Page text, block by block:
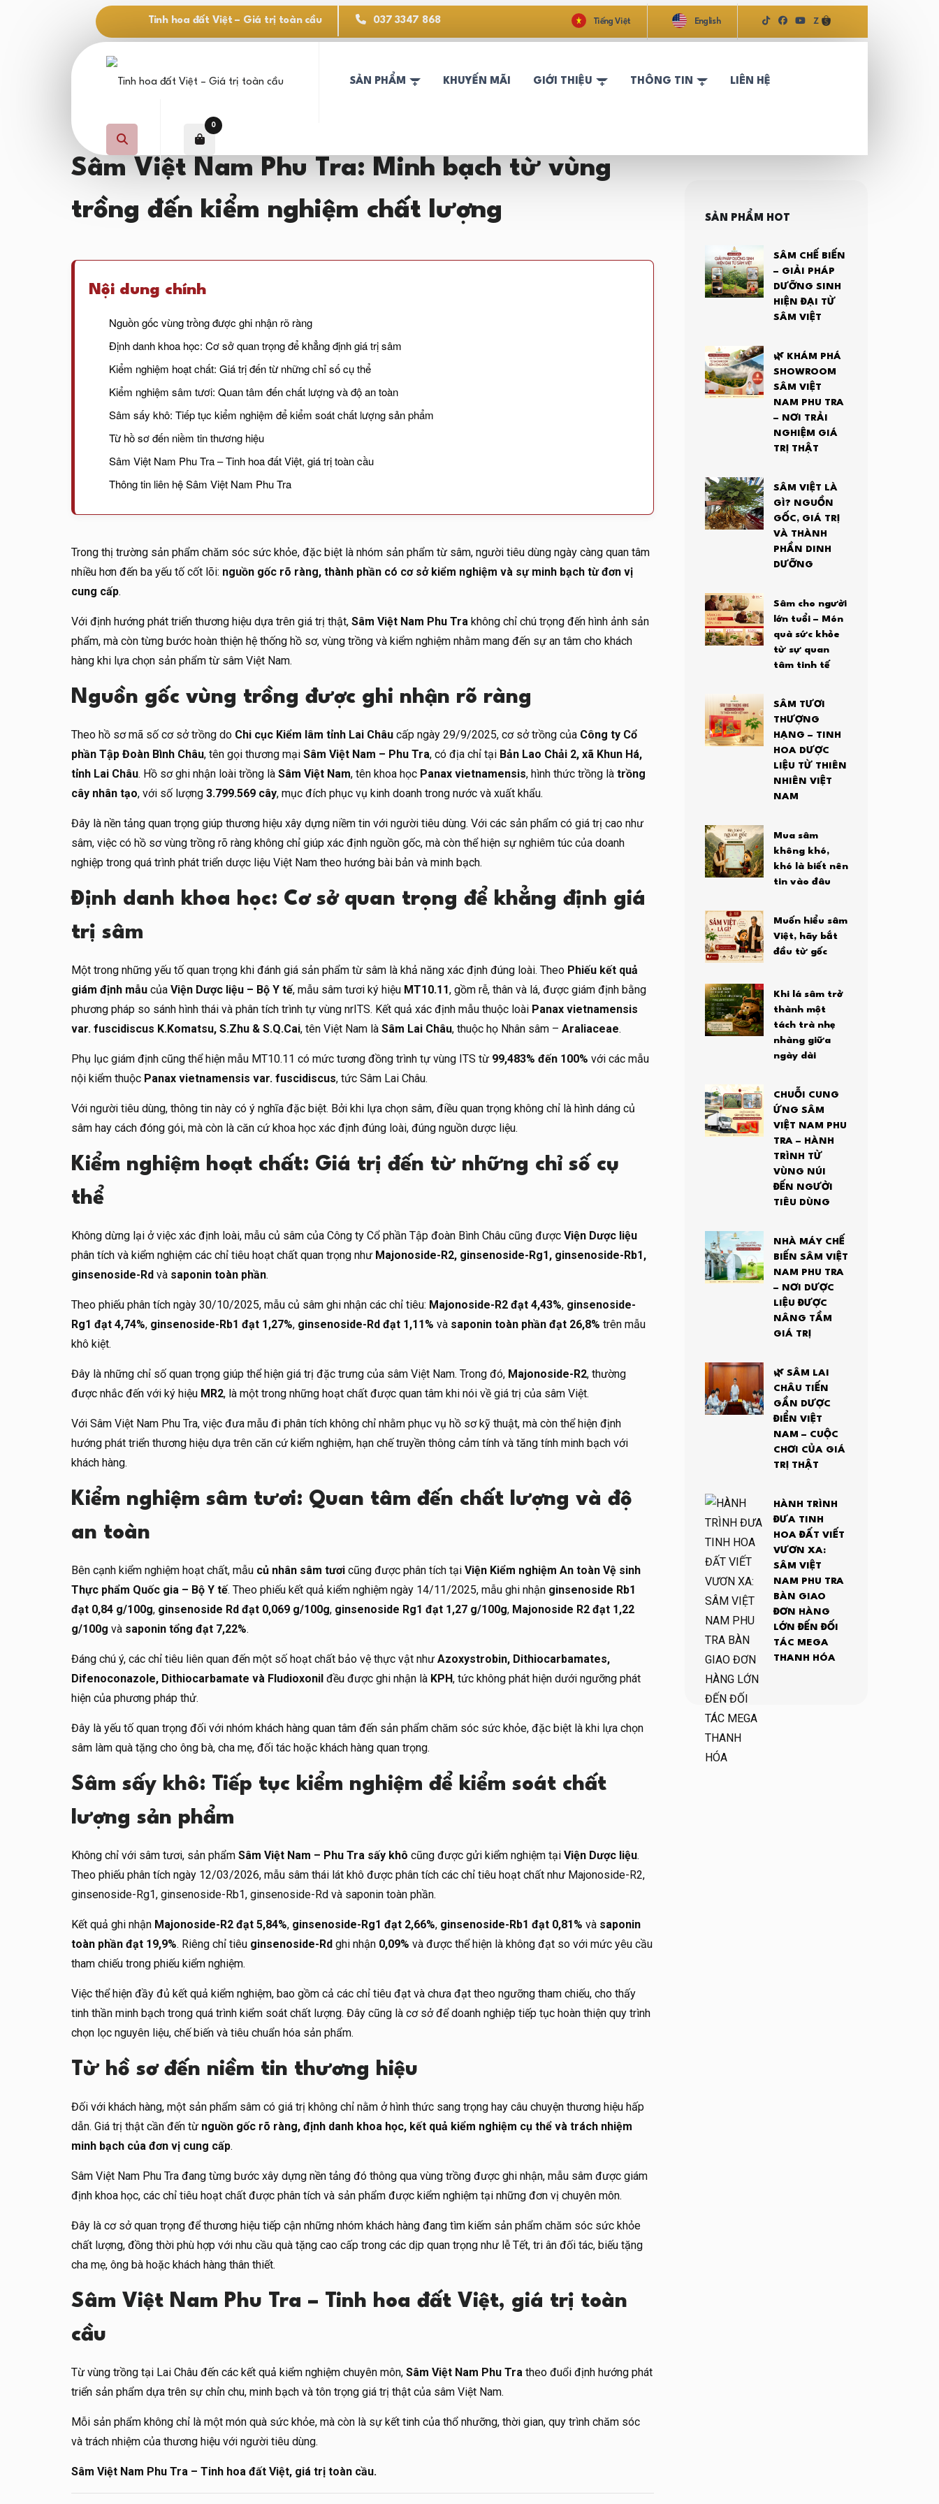
Tinh hoa đất Việt – Giá trị toàn cầu 037 3347 868 Tiếng Việt English Z
SẢN PHẨM KHUYẾN MÃI GIỚI THIỆU THÔNG TIN LIÊN HỆ
0
Sâm Việt Nam Phu Tra: Minh bạch từ vùng
trồng đến kiểm nghiệm chất lượng
Nội dung chính
Nguồn gốc vùng trồng được ghi nhận rõ ràng
Định danh khoa học: Cơ sở quan trọng để khẳng định giá trị sâm
Kiểm nghiệm hoạt chất: Giá trị đến từ những chỉ số cụ thể
Kiểm nghiệm sâm tươi: Quan tâm đến chất lượng và độ an toàn
Sâm sấy khô: Tiếp tục kiểm nghiệm để kiểm soát chất lượng sản phẩm
Từ hồ sơ đến niềm tin thương hiệu
Sâm Việt Nam Phu Tra – Tinh hoa đất Việt, giá trị toàn cầu
Thông tin liên hệ Sâm Việt Nam Phu Tra
Trong thị trường sản phẩm chăm sóc sức khỏe, đặc biệt là nhóm sản phẩm từ sâm, người tiêu dùng ngày càng quan tâm
nhiều hơn đến ba yếu tố cốt lõi: nguồn gốc rõ ràng, thành phần có cơ sở kiểm nghiệm và sự minh bạch từ đơn vị
cung cấp.
Với định hướng phát triển thương hiệu dựa trên giá trị thật, Sâm Việt Nam Phu Tra không chỉ chú trọng đến hình ảnh sản
phẩm, mà còn từng bước hoàn thiện hệ thống hồ sơ, vùng trồng và kiểm nghiệm nhằm mang đến sự an tâm cho khách
hàng khi lựa chọn sản phẩm từ sâm Việt Nam.
Nguồn gốc vùng trồng được ghi nhận rõ ràng
Theo hồ sơ mã số cơ sở trồng do Chi cục Kiểm lâm tỉnh Lai Châu cấp ngày 29/9/2025, cơ sở trồng của Công ty Cổ
phần Tập Đoàn Bình Châu, tên gọi thương mại Sâm Việt Nam – Phu Tra, có địa chỉ tại Bản Lao Chải 2, xã Khun Há,
tỉnh Lai Châu. Hồ sơ ghi nhận loài trồng là Sâm Việt Nam, tên khoa học Panax vietnamensis, hình thức trồng là trồng
cây nhân tạo, với số lượng 3.799.569 cây, mục đích phục vụ kinh doanh trong nước và xuất khẩu.
Đây là nền tảng quan trọng giúp thương hiệu xây dựng niềm tin với người tiêu dùng. Với các sản phẩm có giá trị cao như
sâm, việc có hồ sơ vùng trồng rõ ràng không chỉ giúp xác định nguồn gốc, mà còn thể hiện sự nghiêm túc của doanh
nghiệp trong quá trình phát triển dược liệu Việt Nam theo hướng bài bản và minh bạch.
Định danh khoa học: Cơ sở quan trọng để khẳng định giá
trị sâm
Một trong những yếu tố quan trọng khi đánh giá sản phẩm từ sâm là khả năng xác định đúng loài. Theo Phiếu kết quả
giám định mẫu của Viện Dược liệu – Bộ Y tế, mẫu sâm tươi ký hiệu MT10.11, gồm rễ, thân và lá, được giám định bằng
phương pháp so sánh hình thái và phân tích trình tự vùng nrITS. Kết quả xác định mẫu thuộc loài Panax vietnamensis
var. fuscidiscus K.Komatsu, S.Zhu & S.Q.Cai, tên Việt Nam là Sâm Lai Châu, thuộc họ Nhân sâm – Araliaceae.
Phụ lục giám định cũng thể hiện mẫu MT10.11 có mức tương đồng trình tự vùng ITS từ 99,483% đến 100% với các mẫu
nội kiểm thuộc Panax vietnamensis var. fuscidiscus, tức Sâm Lai Châu.
Với người tiêu dùng, thông tin này có ý nghĩa đặc biệt. Bởi khi lựa chọn sâm, điều quan trọng không chỉ là hình dáng củ
sâm hay cách đóng gói, mà còn là căn cứ khoa học xác định đúng loài, đúng nguồn dược liệu.
Kiểm nghiệm hoạt chất: Giá trị đến từ những chỉ số cụ
thể
Không dừng lại ở việc xác định loài, mẫu củ sâm của Công ty Cổ phần Tập đoàn Bình Châu cũng được Viện Dược liệu
phân tích và kiểm nghiệm các chỉ tiêu hoạt chất quan trọng như Majonoside-R2, ginsenoside-Rg1, ginsenoside-Rb1,
ginsenoside-Rd và saponin toàn phần.
Theo phiếu phân tích ngày 30/10/2025, mẫu củ sâm ghi nhận các chỉ tiêu: Majonoside-R2 đạt 4,43%, ginsenoside-
Rg1 đạt 4,74%, ginsenoside-Rb1 đạt 1,27%, ginsenoside-Rd đạt 1,11% và saponin toàn phần đạt 26,8% trên mẫu
khô kiệt.
Đây là những chỉ số quan trọng giúp thể hiện giá trị đặc trưng của sâm Việt Nam. Trong đó, Majonoside-R2, thường
được nhắc đến với ký hiệu MR2, là một trong những hoạt chất được quan tâm khi nói về giá trị của sâm Việt.
Với Sâm Việt Nam Phu Tra, việc đưa mẫu đi phân tích không chỉ nhằm phục vụ hồ sơ kỹ thuật, mà còn thể hiện định
hướng phát triển thương hiệu dựa trên căn cứ kiểm nghiệm, hạn chế truyền thông cảm tính và tăng tính minh bạch với
khách hàng.
Kiểm nghiệm sâm tươi: Quan tâm đến chất lượng và độ
an toàn
Bên cạnh kiểm nghiệm hoạt chất, mẫu củ nhân sâm tươi cũng được phân tích tại Viện Kiểm nghiệm An toàn Vệ sinh
Thực phẩm Quốc gia – Bộ Y tế. Theo phiếu kết quả kiểm nghiệm ngày 14/11/2025, mẫu ghi nhận ginsenoside Rb1
đạt 0,84 g/100g, ginsenoside Rd đạt 0,069 g/100g, ginsenoside Rg1 đạt 1,27 g/100g, Majonoside R2 đạt 1,22
g/100g và saponin tổng đạt 7,22%.
Đáng chú ý, các chỉ tiêu liên quan đến một số hoạt chất bảo vệ thực vật như Azoxystrobin, Dithiocarbamates,
Difenoconazole, Dithiocarbamate và Fludioxonil đều được ghi nhận là KPH, tức không phát hiện dưới ngưỡng phát
hiện của phương pháp thử.
Đây là yếu tố quan trọng đối với nhóm khách hàng quan tâm đến sản phẩm chăm sóc sức khỏe, đặc biệt là khi lựa chọn
sâm làm quà tặng cho ông bà, cha mẹ, đối tác hoặc khách hàng quan trọng.
Sâm sấy khô: Tiếp tục kiểm nghiệm để kiểm soát chất
lượng sản phẩm
Không chỉ với sâm tươi, sản phẩm Sâm Việt Nam – Phu Tra sấy khô cũng được gửi kiểm nghiệm tại Viện Dược liệu.
Theo phiếu phân tích ngày 12/03/2026, mẫu sâm thái lát khô được phân tích các chỉ tiêu hoạt chất như Majonoside-R2,
ginsenoside-Rg1, ginsenoside-Rb1, ginsenoside-Rd và saponin toàn phần.
Kết quả ghi nhận Majonoside-R2 đạt 5,84%, ginsenoside-Rg1 đạt 2,66%, ginsenoside-Rb1 đạt 0,81% và saponin
toàn phần đạt 19,9%. Riêng chỉ tiêu ginsenoside-Rd ghi nhận 0,09% và được thể hiện là không đạt so với mức yêu cầu
tham chiếu trong phiếu kiểm nghiệm.
Việc thể hiện đầy đủ kết quả kiểm nghiệm, bao gồm cả các chỉ tiêu đạt và chưa đạt theo ngưỡng tham chiếu, cho thấy
tinh thần minh bạch trong quá trình kiểm soát chất lượng. Đây cũng là cơ sở để doanh nghiệp tiếp tục hoàn thiện quy trình
chọn lọc nguyên liệu, chế biến và tiêu chuẩn hóa sản phẩm.
Từ hồ sơ đến niềm tin thương hiệu
Đối với khách hàng, một sản phẩm sâm có giá trị không chỉ nằm ở hình thức sang trọng hay câu chuyện thương hiệu hấp
dẫn. Giá trị thật cần đến từ nguồn gốc rõ ràng, định danh khoa học, kết quả kiểm nghiệm cụ thể và trách nhiệm
minh bạch của đơn vị cung cấp.
Sâm Việt Nam Phu Tra đang từng bước xây dựng nền tảng đó thông qua vùng trồng được ghi nhận, mẫu sâm được giám
định khoa học, các chỉ tiêu hoạt chất được phân tích và sản phẩm được kiểm nghiệm tại những đơn vị chuyên môn.
Đây là cơ sở quan trọng để thương hiệu tiếp cận những nhóm khách hàng đang tìm kiếm sản phẩm chăm sóc sức khỏe
chất lượng, đồng thời phù hợp với nhu cầu quà tặng cao cấp trong các dịp quan trọng như lễ Tết, tri ân đối tác, biếu tặng
cha mẹ, ông bà hoặc khách hàng thân thiết.
Sâm Việt Nam Phu Tra – Tinh hoa đất Việt, giá trị toàn
cầu
Từ vùng trồng tại Lai Châu đến các kết quả kiểm nghiệm chuyên môn, Sâm Việt Nam Phu Tra theo đuổi định hướng phát
triển sản phẩm dựa trên sự chỉn chu, minh bạch và tôn trọng giá trị thật của sâm Việt Nam.
Mỗi sản phẩm không chỉ là một món quà sức khỏe, mà còn là sự kết tinh của thổ nhưỡng, thời gian, quy trình chăm sóc
và trách nhiệm của thương hiệu với người tiêu dùng.
Sâm Việt Nam Phu Tra – Tinh hoa đất Việt, giá trị toàn cầu.
SẢN PHẨM HOT
SÂM CHẾ BIẾN
– GIẢI PHÁP
DƯỠNG SINH
HIỆN ĐẠI TỪ
SÂM VIỆT
🌿 KHÁM PHÁ
SHOWROOM
SÂM VIỆT
NAM PHU TRA
– NƠI TRẢI
NGHIỆM GIÁ
TRỊ THẬT
SÂM VIỆT LÀ
GÌ? NGUỒN
GỐC, GIÁ TRỊ
VÀ THÀNH
PHẦN DINH
DƯỠNG
Sâm cho người
lớn tuổi – Món
quà sức khỏe
từ sự quan
tâm tinh tế
SÂM TƯƠI
THƯỢNG
HẠNG – TINH
HOA DƯỢC
LIỆU TỪ THIÊN
NHIÊN VIỆT
NAM
Mua sâm
không khó,
khó là biết nên
tin vào đâu
Muốn hiểu sâm
Việt, hãy bắt
đầu từ gốc
Khi lá sâm trở
thành một
tách trà nhẹ
nhàng giữa
ngày dài
CHUỖI CUNG
ỨNG SÂM
VIỆT NAM PHU
TRA – HÀNH
TRÌNH TỪ
VÙNG NÚI
ĐẾN NGƯỜI
TIÊU DÙNG
NHÀ MÁY CHẾ
BIẾN SÂM VIỆT
NAM PHU TRA
– NƠI DƯỢC
LIỆU ĐƯỢC
NÂNG TẦM
GIÁ TRỊ
🌿 SÂM LAI
CHÂU TIẾN
GẦN DƯỢC
ĐIỂN VIỆT
NAM – CUỘC
CHƠI CỦA GIÁ
TRỊ THẬT
HÀNH TRÌNH
ĐƯA TINH
HOA ĐẤT VIẾT
VƯƠN XA:
SÂM VIỆT
NAM PHU TRA
BÀN GIAO
ĐƠN HÀNG
LỚN ĐẾN ĐỐI
TÁC MEGA
THANH HÓA